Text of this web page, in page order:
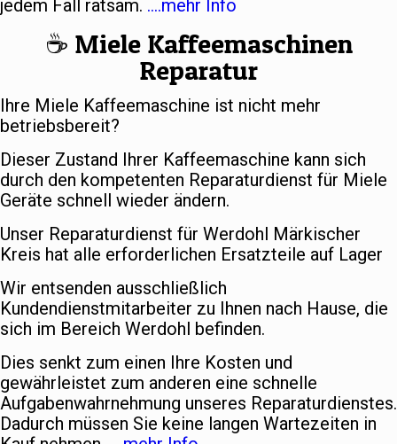
jedem Fall ratsam. ….mehr Info
☕️ Miele Kaffeemaschinen
Reparatur
Ihre Miele Kaffeemaschine ist nicht mehr
betriebsbereit?
Dieser Zustand Ihrer Kaffeemaschine kann sich
durch den kompetenten Reparaturdienst für Miele
Geräte schnell wieder ändern.
Unser Reparaturdienst für Werdohl Märkischer
Kreis hat alle erforderlichen Ersatzteile auf Lager
Wir entsenden ausschließlich
Kundendienstmitarbeiter zu Ihnen nach Hause, die
sich im Bereich Werdohl befinden.
Dies senkt zum einen Ihre Kosten und
gewährleistet zum anderen eine schnelle
Aufgabenwahrnehmung unseres Reparaturdienstes.
Dadurch müssen Sie keine langen Wartezeiten in